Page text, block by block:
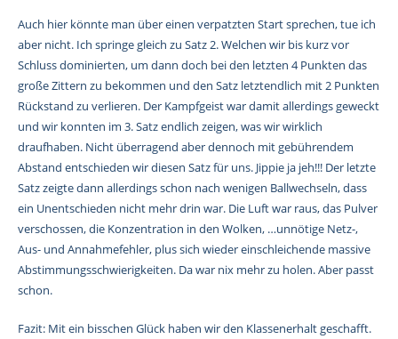
Auch hier könnte man über einen verpatzten Start sprechen, tue ich
aber nicht. Ich springe gleich zu Satz 2. Welchen wir bis kurz vor
Schluss dominierten, um dann doch bei den letzten 4 Punkten das
große Zittern zu bekommen und den Satz letztendlich mit 2 Punkten
Rückstand zu verlieren. Der Kampfgeist war damit allerdings geweckt
und wir konnten im 3. Satz endlich zeigen, was wir wirklich
draufhaben. Nicht überragend aber dennoch mit gebührendem
Abstand entschieden wir diesen Satz für uns. Jippie ja jeh!!! Der letzte
Satz zeigte dann allerdings schon nach wenigen Ballwechseln, dass
ein Unentschieden nicht mehr drin war. Die Luft war raus, das Pulver
verschossen, die Konzentration in den Wolken, …unnötige Netz-,
Aus- und Annahmefehler, plus sich wieder einschleichende massive
Abstimmungsschwierigkeiten. Da war nix mehr zu holen. Aber passt
schon.
Fazit: Mit ein bisschen Glück haben wir den Klassenerhalt geschafft.